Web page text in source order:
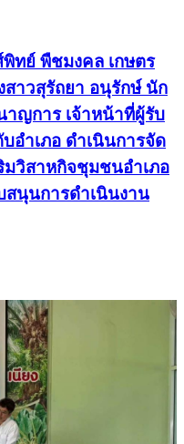
ทย์ พืชมงคล เกษตร
สาวสุรัถยา อนุรักษ์ นัก
าญการ เจ้าหน้าที่ผู้รับ
อำเภอ ดำเนินการจัด
มวิสาหกิจชุมชนอำเภอ
สนุนการดำเนินงาน